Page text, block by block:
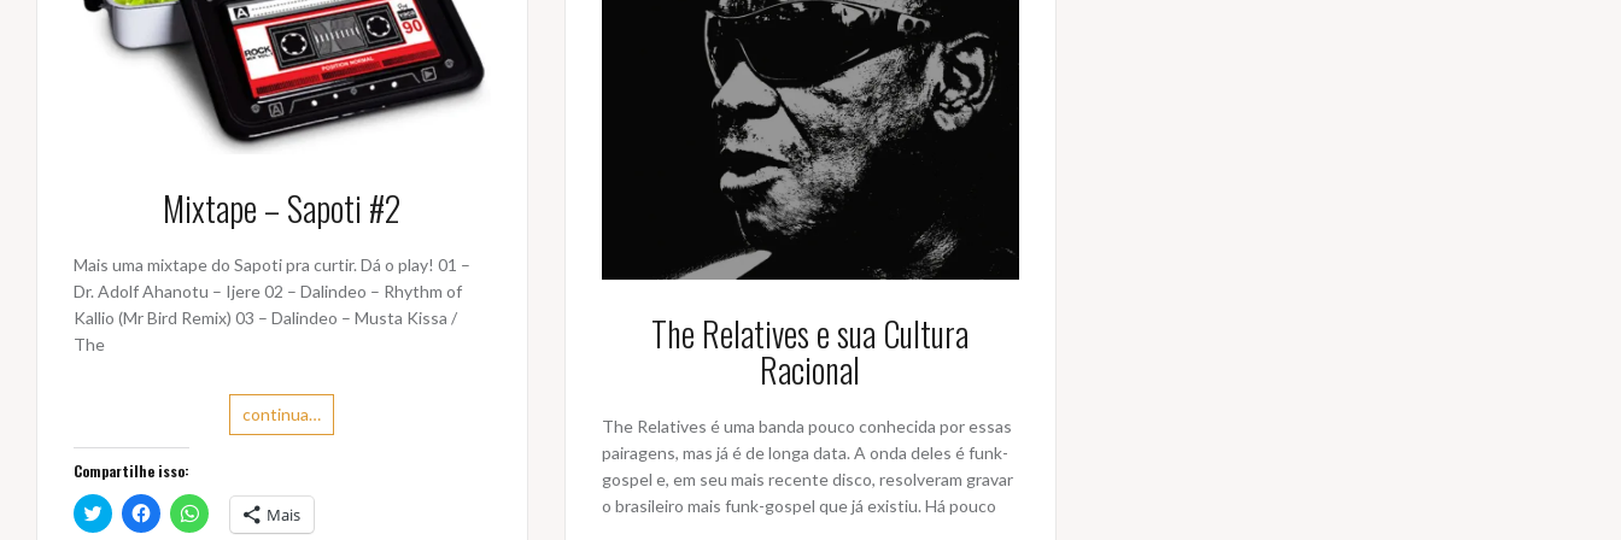
Mixtape – Sapoti #2
Mais uma mixtape do Sapoti pra curtir. Dá o play! 01 –
Dr. Adolf Ahanotu – Ijere 02 – Dalindeo – Rhythm of
Kallio (Mr Bird Remix) 03 – Dalindeo – Musta Kissa /
The
continua…
Compartilhe isso:
C
l
C
l
C
l Mais
The Relatives e sua Cultura
Racional
The Relatives é uma banda pouco conhecida por essas
pairagens, mas já é de longa data. A onda deles é funk-
gospel e, em seu mais recente disco, resolveram gravar
o brasileiro mais funk-gospel que já existiu. Há pouco